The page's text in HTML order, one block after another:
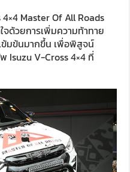
Master Of All Roads
จด้วยการเพิ่มความท้าทาย
ข้มข้นมากขึ้น เพื่อพิสูจน์
Isuzu V-Cross 4×4 ที่